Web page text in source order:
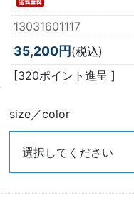
13031601117
35,200円(税込)
[320ポイント進呈 ]
size／color